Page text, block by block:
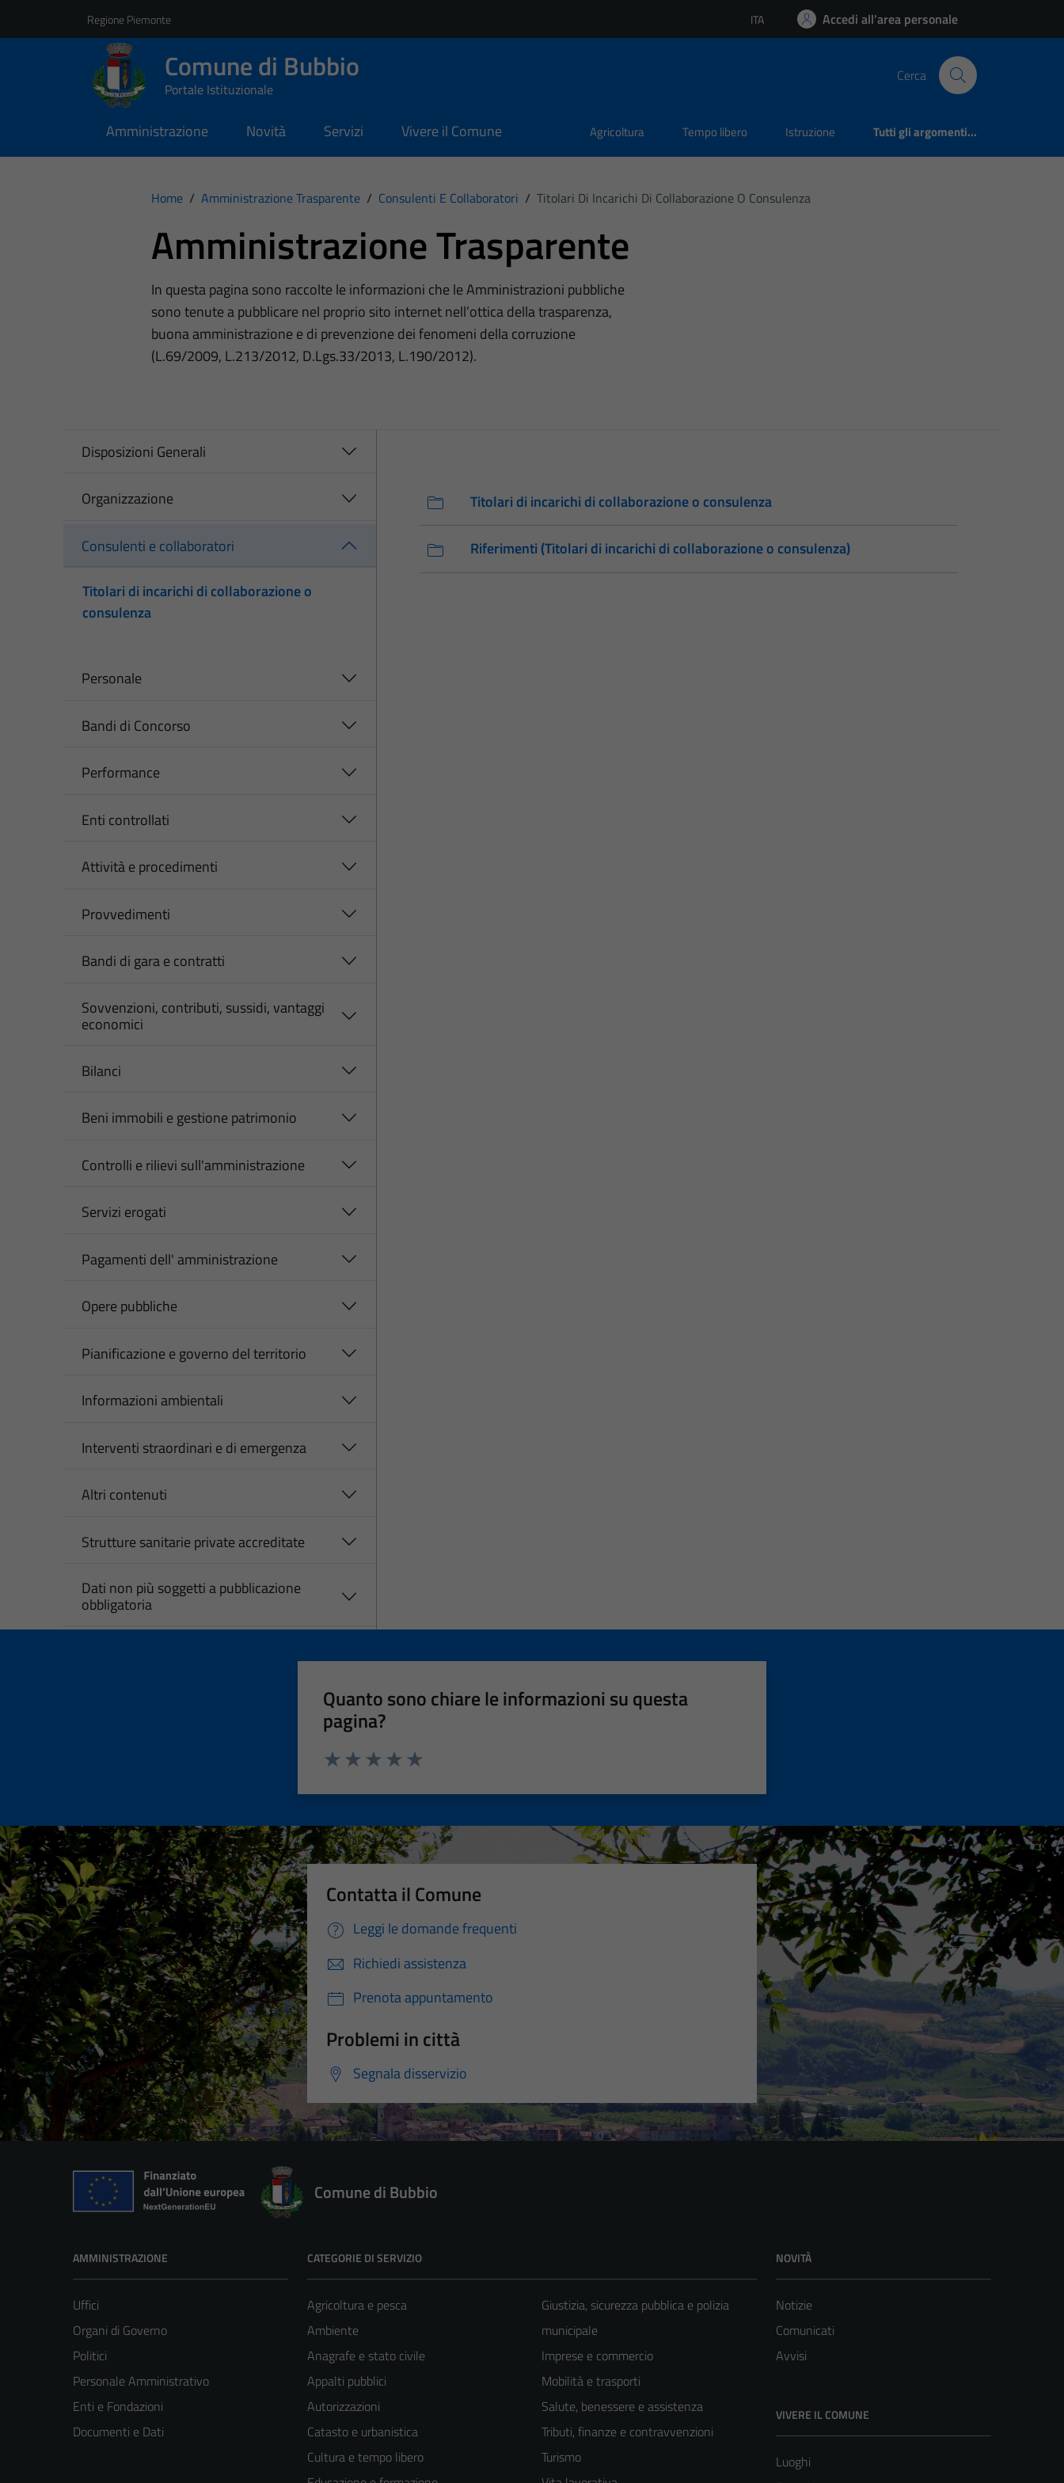
Regione Piemonte Lingua attiva:
ITA Accedi all'area personale
Comune di Bubbio
Portale Istituzionale
Cerca
Amministrazione Novità Servizi Vivere il Comune Agricoltura Tempo libero Istruzione Tutti gli argomenti...
Home / Amministrazione Trasparente / Consulenti E Collaboratori / Titolari Di Incarichi Di Collaborazione O Consulenza
Amministrazione Trasparente
In questa pagina sono raccolte le informazioni che le Amministrazioni pubbliche
sono tenute a pubblicare nel proprio sito internet nell’ottica della trasparenza,
buona amministrazione e di prevenzione dei fenomeni della corruzione
(L.69/2009, L.213/2012, D.Lgs.33/2013, L.190/2012).
Disposizioni Generali
Organizzazione
Consulenti e collaboratori
Titolari di incarichi di collaborazione o
consulenza
Personale
Bandi di Concorso
Performance
Enti controllati
Attività e procedimenti
Provvedimenti
Bandi di gara e contratti
Sovvenzioni, contributi, sussidi, vantaggi
economici
Bilanci
Beni immobili e gestione patrimonio
Controlli e rilievi sull'amministrazione
Servizi erogati
Pagamenti dell' amministrazione
Opere pubbliche
Pianificazione e governo del territorio
Informazioni ambientali
Interventi straordinari e di emergenza
Altri contenuti
Strutture sanitarie private accreditate
Dati non più soggetti a pubblicazione
obbligatoria
Titolari di incarichi di collaborazione o consulenza
Riferimenti (Titolari di incarichi di collaborazione o consulenza)
Quanto sono chiare le informazioni su questa
pagina?
Contatta il Comune
Leggi le domande frequenti
Richiedi assistenza
Prenota appuntamento
Problemi in città
Segnala disservizio
Comune di Bubbio
AMMINISTRAZIONE
Uffici
Organi di Governo
Politici
Personale Amministrativo
Enti e Fondazioni
Documenti e Dati
CATEGORIE DI SERVIZIO
Agricoltura e pesca
Ambiente
Anagrafe e stato civile
Appalti pubblici
Autorizzazioni
Catasto e urbanistica
Cultura e tempo libero
Giustizia, sicurezza pubblica e polizia
municipale
Imprese e commercio
Mobilità e trasporti
Salute, benessere e assistenza
Tributi, finanze e contravvenzioni
Turismo
NOVITÀ
Notizie
Comunicati
Avvisi
VIVERE IL COMUNE
Luoghi